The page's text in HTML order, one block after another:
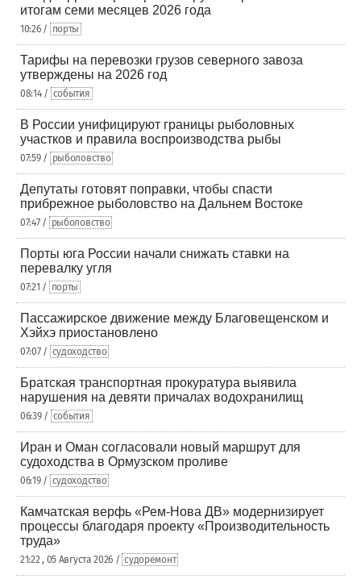
итогам семи месяцев 2026 года
10:26 / порты
Тарифы на перевозки грузов северного завоза
утверждены на 2026 год
08:14 / события
В России унифицируют границы рыболовных
участков и правила воспроизводства рыбы
07:59 / рыболовство
Депутаты готовят поправки, чтобы спасти
прибрежное рыболовство на Дальнем Востоке
07:47 / рыболовство
Порты юга России начали снижать ставки на
перевалку угля
07:21 / порты
Пассажирское движение между Благовещенском и
Хэйхэ приостановлено
07:07 / судоходство
Братская транспортная прокуратура выявила
нарушения на девяти причалах водохранилищ
06:39 / события
Иран и Оман согласовали новый маршрут для
судоходства в Ормузском проливе
06:19 / судоходство
Камчатская верфь «Рем-Нова ДВ» модернизирует
процессы благодаря проекту «Производительность
труда»
21:22 , 05 Августа 2026 / судоремонт